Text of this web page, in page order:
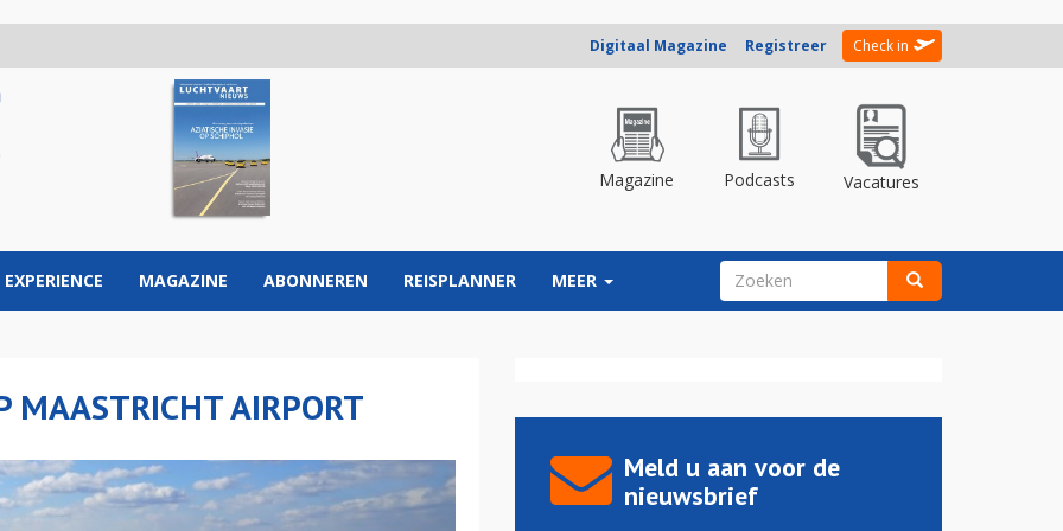
Digitaal Magazine Registreer Check in
Magazine Podcasts Vacatures
EXPERIENCE MAGAZINE ABONNEREN REISPLANNER MEER ZOEKVELD
MAASTRICHT AIRPORT
Meld u aan voor de
nieuwsbrief